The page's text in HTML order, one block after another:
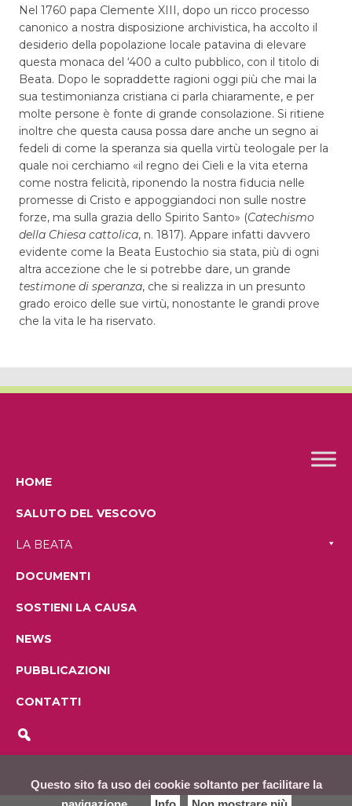
Questo sito fa uso dei cookie soltanto per facilitare la
Nel 1760 papa Clemente XIII, dopo un ricco processo
canonico a nostra disposizione archivistica, ha accolto il
desiderio della popolazione locale patavina di elevare
questa monaca del ‘400 a culto pubblico, con il titolo di
Beata. Dopo le sopraddette ragioni oggi più che mai la
sua testimonianza cristiana ci parla chiaramente, e per
molte persone è fonte di grande consolazione. Si ritiene
inoltre che questa causa possa dare anche un segno ai
fedeli di come la speranza sia quella virtù teologale per la
quale noi cerchiamo «il regno dei Cieli e la vita eterna
come nostra felicità, riponendo la nostra fiducia nelle
promesse di Cristo e appoggiandoci non sulle nostre
forze, ma sulla grazia dello Spirito Santo» (Catechismo
della Chiesa cattolica, n. 1817). Appare infatti davvero
evidente come la Beata Eustochio sia stata, più di ogni
altra accezione che le si potrebbe dare, un grande
testimone di speranza, che si realizza in un presunto
grado eroico delle sue virtù, nonostante le grandi prove
che la vita le ha riservato.
HOME
SALUTO DEL VESCOVO
LA BEATA
DOCUMENTI
SOSTIENI LA CAUSA
NEWS
PUBBLICAZIONI
CONTATTI